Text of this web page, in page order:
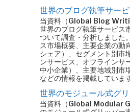
世界のブログ執筆サー
当資料（Global Blog
世界のブログ執筆サービス
ついて調査・分析しました
ス市場概要、主要企業の動
シェア）、セグメント別市
ンサービス、オフラインサ
中小企業）、主要地域別市
などの情報を掲載していま
世界のモジュール式グ
当資料（Global Modular